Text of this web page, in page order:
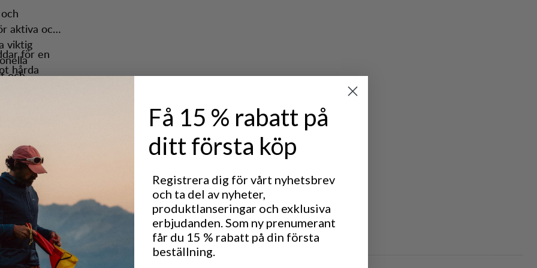
aktiva och
viktig
och
vikten
och
elektronik
för en
hårda
on-the-
resår –
Utmärkt för
LIGHT & TECH
TREKKING
CLASSIC TREKKING
Få 15 % rabatt på
ditt första köp
Registrera dig för vårt nyhetsbrev
och ta del av nyheter,
produktlanseringar och exklusiva
erbjudanden. Som ny prenumerant
får du 15 % rabatt på din första
beställning.